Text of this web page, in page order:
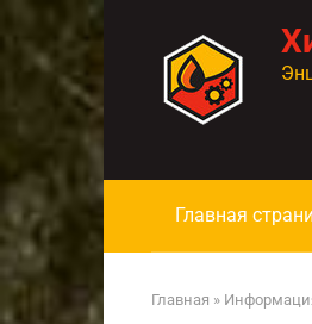
контенту
Главная
Главная »